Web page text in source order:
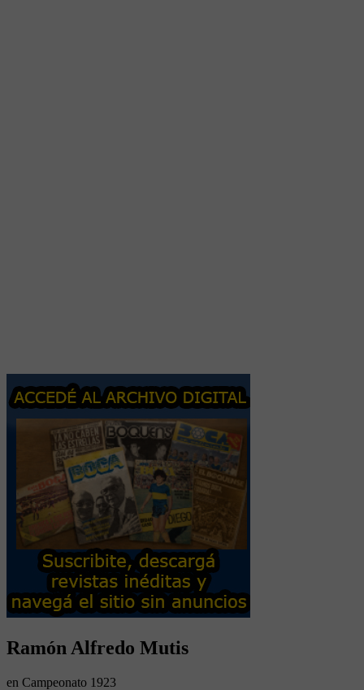
Ramón Alfredo Mutis
en Campeonato 1923